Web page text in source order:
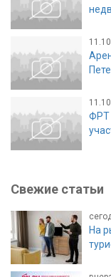
ФРТ
Свежие статьи
На